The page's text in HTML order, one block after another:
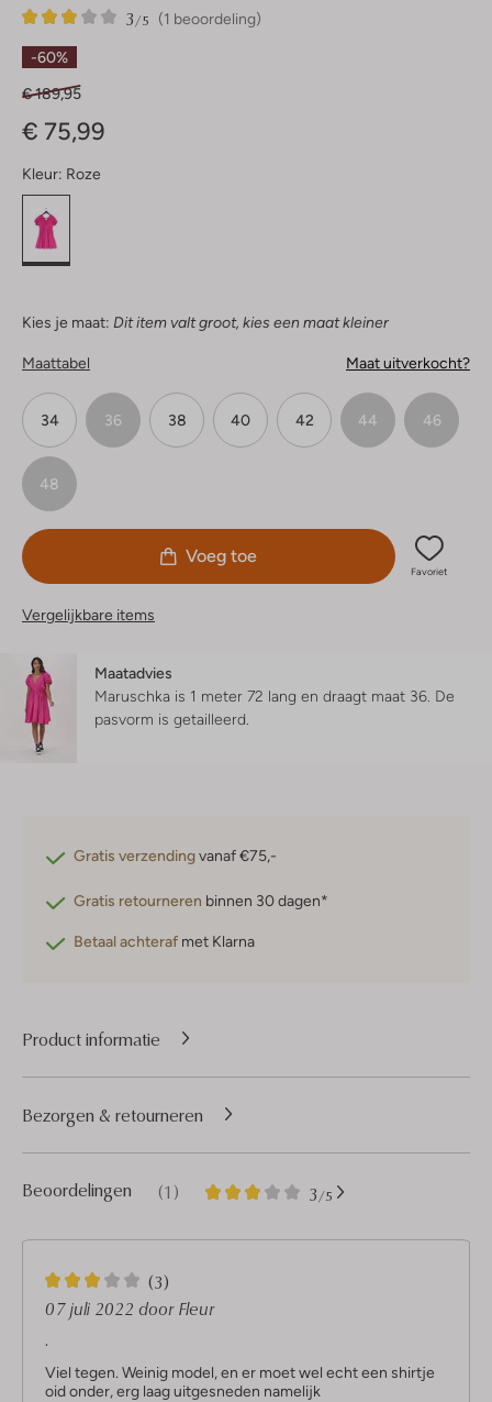
(1 beoordeling)
3/5
1
3
Sterren
-60%
€ 189,95
€ 75,99
Kleur: Roze
Kies je maat: Dit item valt groot, kies een maat kleiner
Maattabel Maat uitverkocht?
34 36 38 40 42 44 46
48
Voeg toe
Favoriet
Vergelijkbare items
Maatadvies
Maruschka is 1 meter 72 lang en draagt maat 36. De
pasvorm is getailleerd
Gratis verzendingvanaf €75,-
Gratis retourneren binnen 30 dagen*
Betaal achteraf met Klarna
Product informatie
Beoordelingen (1) 3/5
1
3
Bezorgen & retourneren
3
t
e
r
r
(3)
07 juli 2022 door Fleur
.
Viel tegen. Weinig model, en er moet wel echt een shirtje
oid onder, erg laag uitgesneden namelijk